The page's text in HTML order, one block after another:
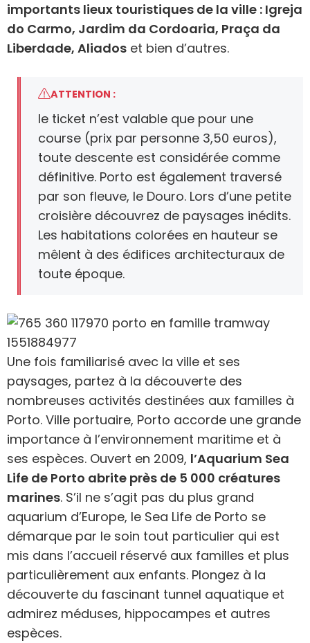
importants lieux touristiques de la ville : Igreja
do Carmo, Jardim da Cordoaria, Praça da
Liberdade, Aliados et bien d’autres.
ATTENTION :
le ticket n’est valable que pour une
course (prix par personne 3,50 euros),
toute descente est considérée comme
définitive. Porto est également traversé
par son fleuve, le Douro. Lors d’une petite
croisière découvrez de paysages inédits.
Les habitations colorées en hauteur se
mêlent à des édifices architecturaux de
toute époque.
Une fois familiarisé avec la ville et ses
paysages, partez à la découverte des
nombreuses activités destinées aux familles à
Porto. Ville portuaire, Porto accorde une grande
importance à l’environnement maritime et à
ses espèces. Ouvert en 2009, l’Aquarium Sea
Life de Porto abrite près de 5 000 créatures
marines. S’il ne s’agit pas du plus grand
aquarium d’Europe, le Sea Life de Porto se
démarque par le soin tout particulier qui est
mis dans l’accueil réservé aux familles et plus
particulièrement aux enfants. Plongez à la
découverte du fascinant tunnel aquatique et
admirez méduses, hippocampes et autres
espèces.